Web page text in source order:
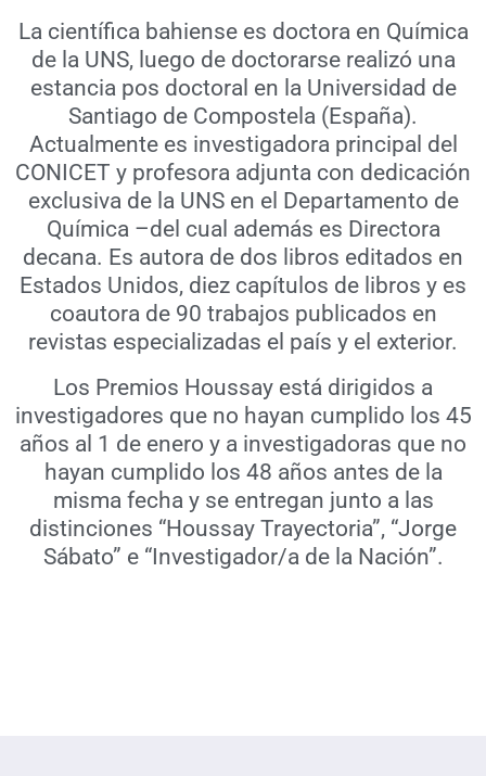
La científica bahiense es doctora en Química
de la UNS, luego de doctorarse realizó una
estancia pos doctoral en la Universidad de
Santiago de Compostela (España).
Actualmente es investigadora principal del
CONICET y profesora adjunta con dedicación
exclusiva de la UNS en el Departamento de
Química –del cual además es Directora
decana. Es autora de dos libros editados en
Estados Unidos, diez capítulos de libros y es
coautora de 90 trabajos publicados en
revistas especializadas el país y el exterior.
Los Premios Houssay está dirigidos a
investigadores que no hayan cumplido los 45
años al 1 de enero y a investigadoras que no
hayan cumplido los 48 años antes de la
misma fecha y se entregan junto a las
distinciones “Houssay Trayectoria”, “Jorge
Sábato” e “Investigador/a de la Nación”.